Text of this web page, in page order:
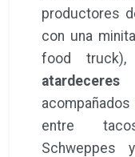
productores
con una
food
atardeceres
entre
Schweppes